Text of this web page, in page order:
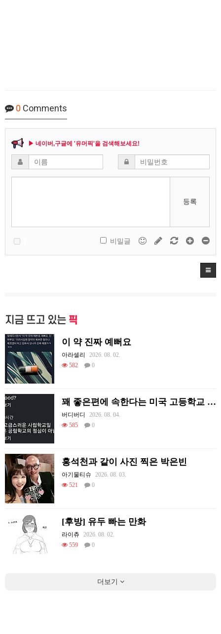
0 Comments
▶ 네이버,구글에 '유머픽'을 검색해보세요!
등록
비밀글
지금 뜨고 있는 픽
이 약 진짜 예뻐요
아라셀리
2026. 08. 02.
582
0
꽤 좋은편에 속한다는 미국 고등학교 급식.mp4
버디버디
2026. 08. 04.
585
0
홍석천과 같이 사진 찍은 박은빈
아기물티슈
2026. 08. 03.
521
0
[후방] 유두 빠는 만화
라이츄
2026. 08. 02.
559
0
더보기